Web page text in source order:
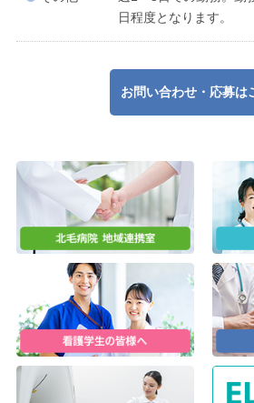
日程度となります。
お問い合わせ・応募は